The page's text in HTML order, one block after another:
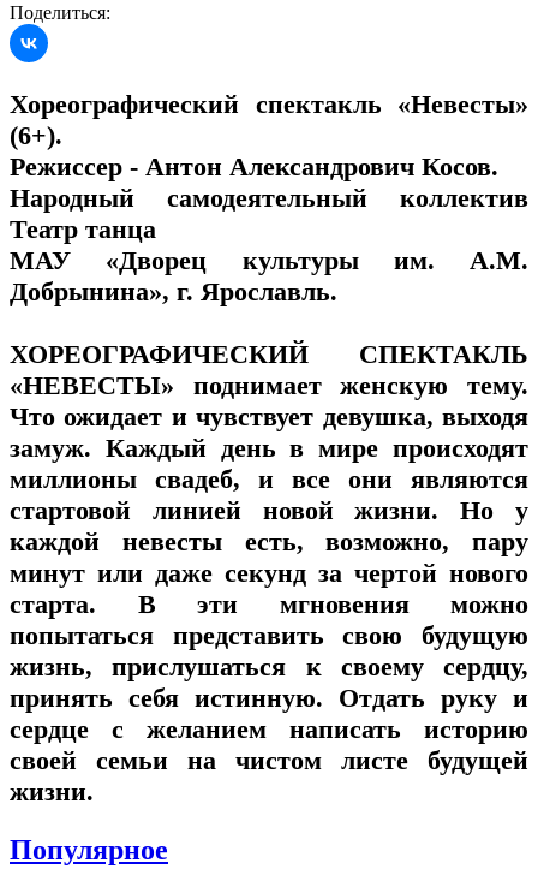
Поделиться:
Хореографический спектакль «Невесты»
(6+).
Режиссер - Антон Александрович Косов.
Народный самодеятельный коллектив
Театр танца
МАУ «Дворец культуры им. А.М.
Добрынина», г. Ярославль.
ХОРЕОГРАФИЧЕСКИЙ СПЕКТАКЛЬ
«НЕВЕСТЫ» поднимает женскую тему.
Что ожидает и чувствует девушка, выходя
замуж. Каждый день в мире происходят
миллионы свадеб, и все они являются
стартовой линией новой жизни. Но у
каждой невесты есть, возможно, пару
минут или даже секунд за чертой нового
старта. В эти мгновения можно
попытаться представить свою будущую
жизнь, прислушаться к своему сердцу,
принять себя истинную. Отдать руку и
сердце с желанием написать историю
своей семьи на чистом листе будущей
жизни.
Популярное